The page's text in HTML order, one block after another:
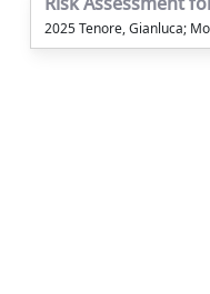
2025 Tenore, Gianluca;